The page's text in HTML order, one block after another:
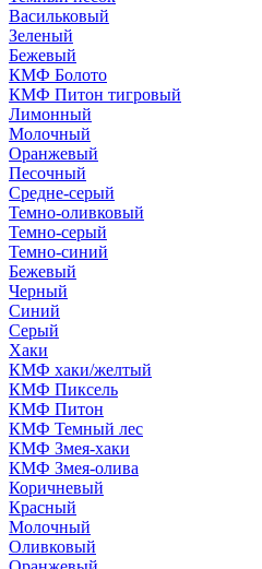
Васильковый
Зеленый
Бежевый
КМФ Болото
КМФ Питон тигровый
Лимонный
Молочный
Оранжевый
Песочный
Средне-серый
Темно-оливковый
Темно-серый
Темно-синий
Бежевый
Черный
Синий
Серый
Хаки
КМФ хаки/желтый
КМФ Пиксель
КМФ Питон
КМФ Темный лес
КМФ Змея-хаки
КМФ Змея-олива
Коричневый
Красный
Молочный
Оливковый